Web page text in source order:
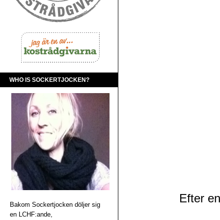
WHO IS SOCKERTJOCKEN?
Bakom Sockertjocken döljer sig
en LCHF:ande,
Efter